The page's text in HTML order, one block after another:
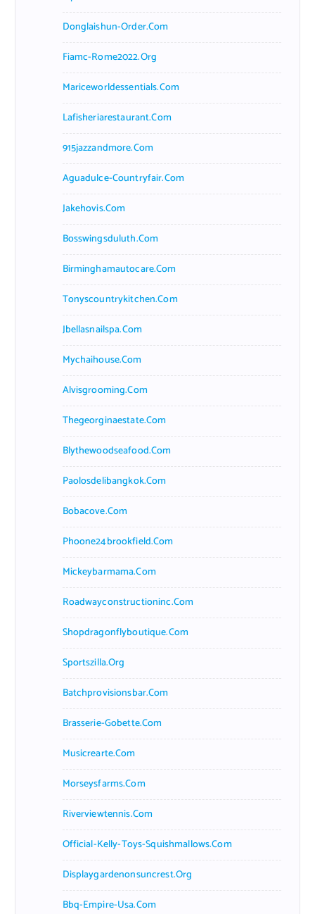
Donglaishun-Order.com
Fiamc-Rome2022.org
Mariceworldessentials.com
Lafisheriarestaurant.com
915jazzandmore.com
Aguadulce-Countryfair.com
Jakehovis.com
Bosswingsduluth.com
Birminghamautocare.com
Tonyscountrykitchen.com
Jbellasnailspa.com
Mychaihouse.com
Alvisgrooming.com
Thegeorginaestate.com
Blythewoodseafood.com
Paolosdelibangkok.com
Bobacove.com
Phoone24brookfield.com
Mickeybarmama.com
Roadwayconstructioninc.com
Shopdragonflyboutique.com
Sportszilla.org
Batchprovisionsbar.com
Brasserie-Gobette.com
Musicrearte.com
Morseysfarms.com
Riverviewtennis.com
Official-Kelly-Toys-Squishmallows.com
Displaygardenonsuncrest.org
Bbq-Empire-Usa.com